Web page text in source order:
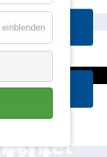
Aktion
einblenden